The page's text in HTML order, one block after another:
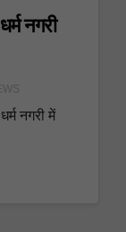
नगरी
नगरी में